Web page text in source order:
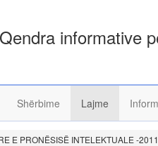
Qendra informative
Shërbime Lajme
E PRONËSISË INTELEKTUALE -2011